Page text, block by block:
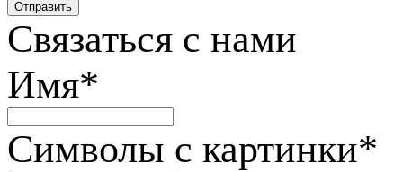
Связаться с нами
Имя*
Символы с картинки*